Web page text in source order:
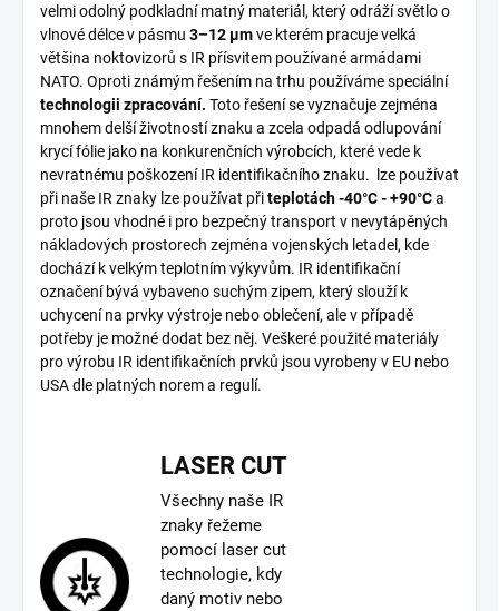
velmi odolný podkladní matný materiál, který odráží světlo o
vlnové délce v pásmu 3–12 µmve kterém pracuje velká
většina noktovizorů s IR přísvitem používané armádami
NATO. Oproti známým řešením na trhu používáme speciální
technologii zpracování. Toto řešení se vyznačuje zejména
mnohem delší životností znaku a zcela odpadá odlupování
krycí fólie jako na konkurenčních výrobcích, které vede k
nevratnému poškození IR identifikačního znaku. lze používat
při naše IR znaky lze používat přiteplotách -40°C - +90°Ca
proto jsou vhodné i pro bezpečný transport v nevytápěných
nákladových prostorech zejména vojenských letadel, kde
dochází k velkým teplotním výkyvům. IR identifikační
označení bývá vybaveno suchým zipem, který slouží k
uchycení na prvky výstroje nebo oblečení, ale v případě
potřeby je možné dodat bez něj. Veškeré použité materiály
pro výrobu IR identifikačních prvků jsou vyrobeny v EU nebo
USA dle platných norem a regulí.
LASER CUT
Všechny naše IR
znaky řežeme
pomocí laser cut
technologie, kdy
daný motiv nebo